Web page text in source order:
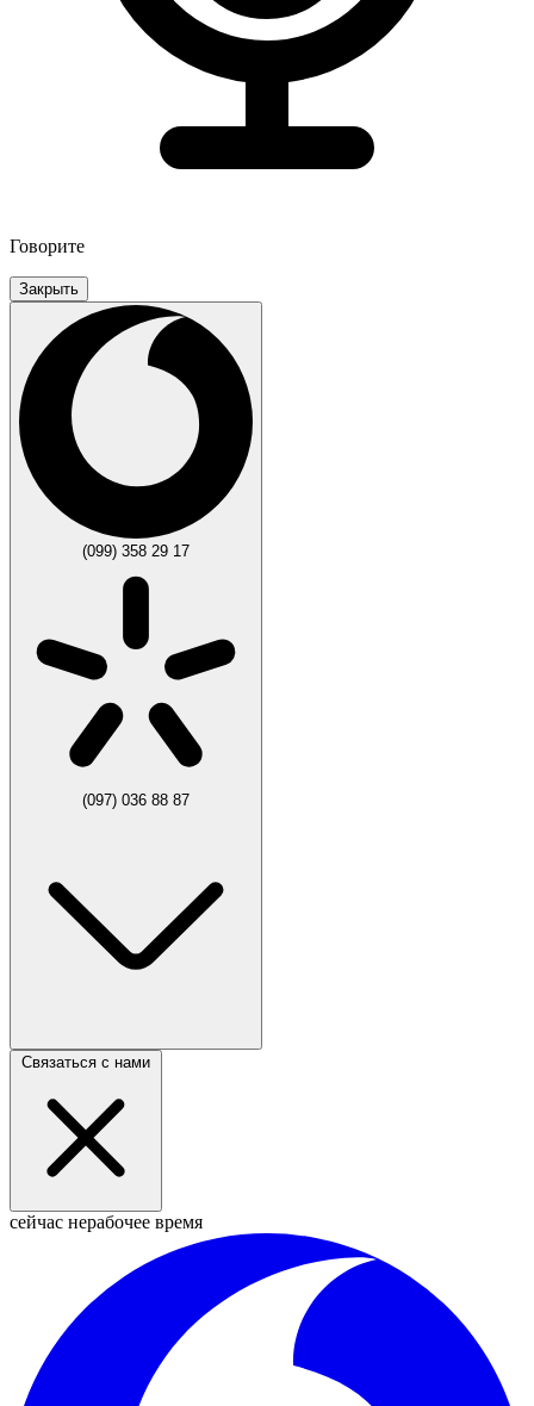
Говорите
Закрыть
(099) 358 29 17
(097) 036 88 87
Связаться с нами
сейчас нерабочее время